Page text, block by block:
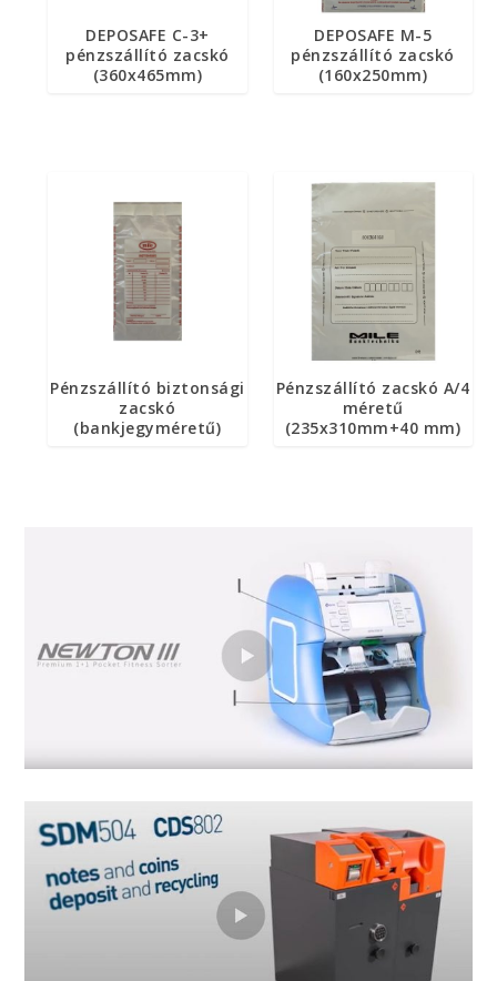
DEPOSAFE C-3+
pénzszállító zacskó
(360x465mm)
DEPOSAFE M-5
pénzszállító zacskó
(160x250mm)
Pénzszállító biztonsági
zacskó
(bankjegyméretű)
Pénzszállító zacskó A/4
méretű
(235x310mm+40 mm)